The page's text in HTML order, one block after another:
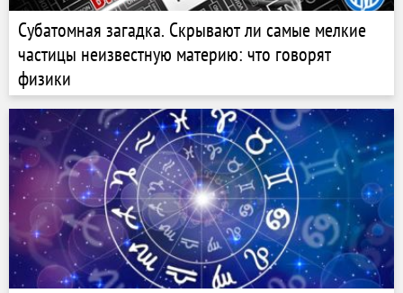
Субатомная загадка. Скрывают ли самые мелкие
частицы неизвестную материю: что говорят
физики